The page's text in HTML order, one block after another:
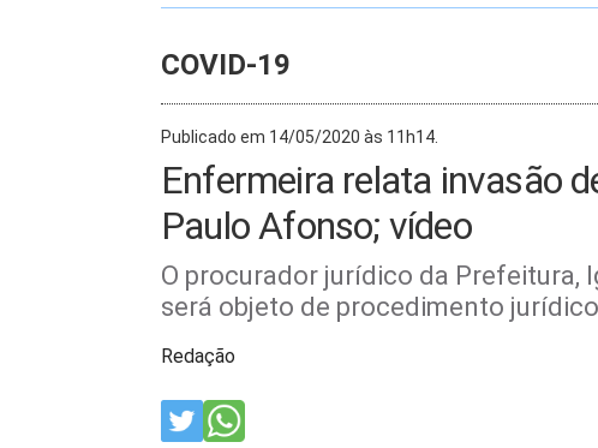
COVID-19
Publicado em 14/05/2020 às 11h14.
Enfermeira relata invasão
Paulo Afonso; vídeo
O procurador jurídico da Prefeitura,
será objeto de procedimento jurídico
Redação